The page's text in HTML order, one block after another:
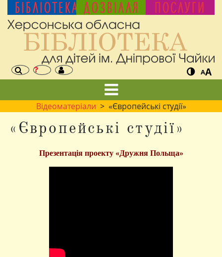
БІБЛІОТЕКА ДОЗВІЛЛЯ ПОСЛУГИ
AA
Відеоматеріали > «Європейські студії»
«Європейські студії»
Презентація проекту «Дружня Польща»